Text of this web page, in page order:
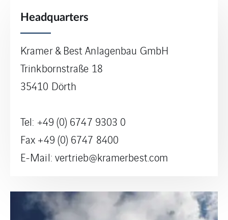
Headquarters
Kramer & Best Anlagenbau GmbH
Trinkbornstraße 18
35410 Dörth
Tel: +49 (0) 6747 9303 0
Fax +49 (0) 6747 8400
E-Mail: vertrieb@kramerbest.com